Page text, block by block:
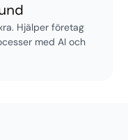
Hjälper företag
med AI och